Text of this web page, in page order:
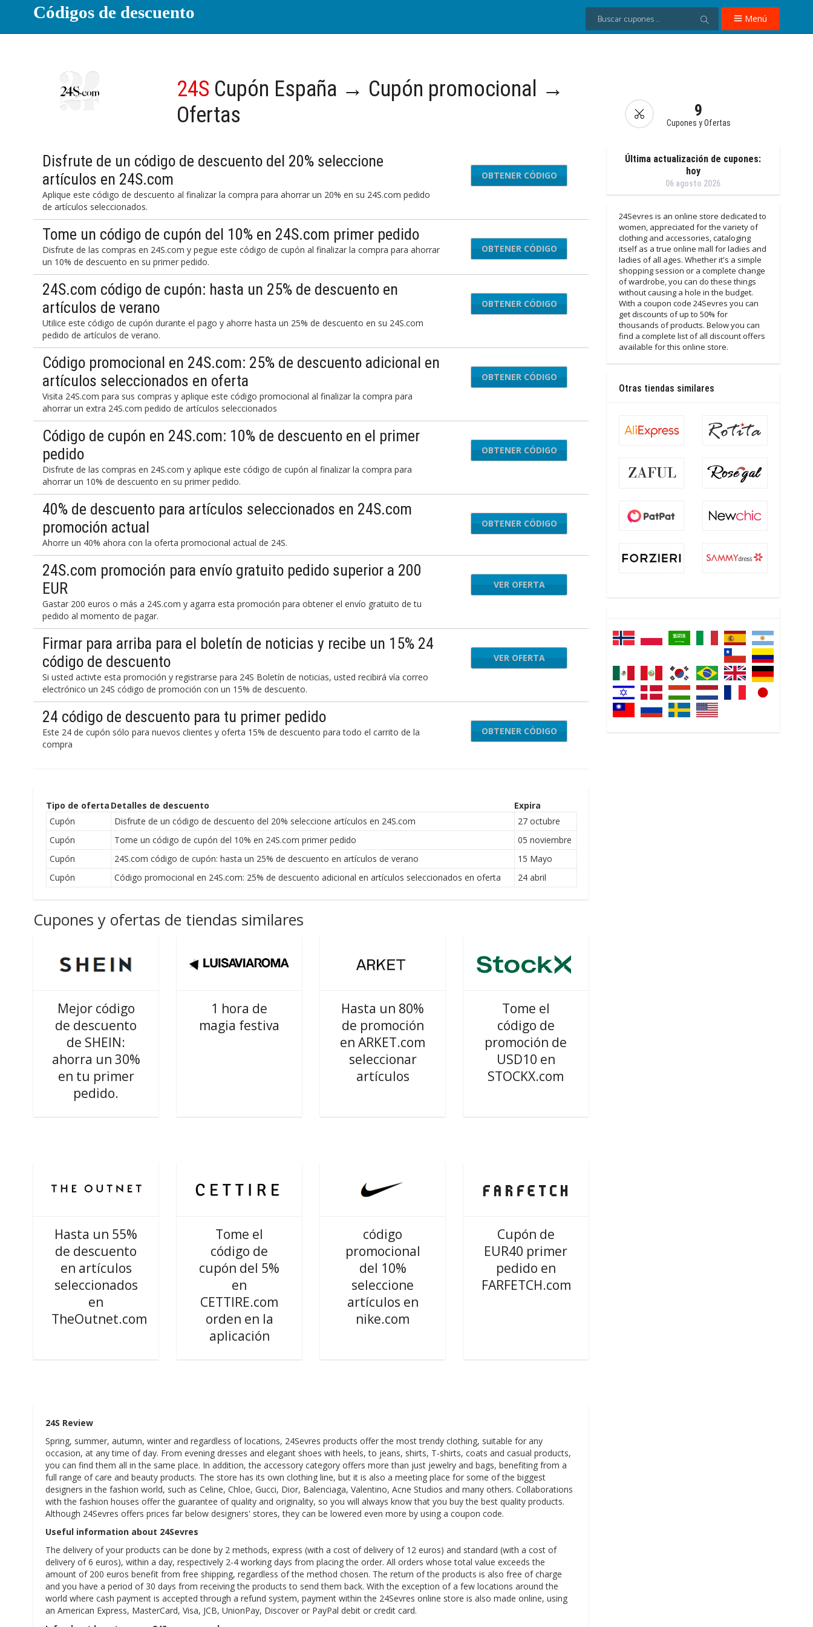
Códigos de descuento Menú
24S Cupón España → Cupón promocional →
Ofertas
9
Cupones y Ofertas
Disfrute de un código de descuento del 20% seleccione
artículos en 24S.com
Aplique este código de descuento al finalizar la compra para ahorrar un 20% en su 24S.com pedido
de artículos seleccionados.
FALL20
OBTENER CÓDIGO
Tome un código de cupón del 10% en 24S.com primer pedido
Disfrute de las compras en 24S.com y pegue este código de cupón al finalizar la compra para ahorrar
un 10% de descuento en su primer pedido.
10FIRST
OBTENER CÓDIGO
24S.com código de cupón: hasta un 25% de descuento en
artículos de verano
Utilice este código de cupón durante el pago y ahorre hasta un 25% de descuento en su 24S.com
pedido de artículos de verano.
CVD25
OBTENER CÓDIGO
Código promocional en 24S.com: 25% de descuento adicional en
artículos seleccionados en oferta
Visita 24S.com para sus compras y aplique este código promocional al finalizar la compra para
ahorrar un extra 24S.com pedido de artículos seleccionados
EXTRA25
OBTENER CÓDIGO
Código de cupón en 24S.com: 10% de descuento en el primer
pedido
Disfrute de las compras en 24S.com y aplique este código de cupón al finalizar la compra para
ahorrar un 10% de descuento en su primer pedido.
10FIRST
OBTENER CÓDIGO
40% de descuento para artículos seleccionados en 24S.com
promoción actual
Ahorre un 40% ahora con la oferta promocional actual de 24S.
LOVE40
OBTENER CÓDIGO
24S.com promoción para envío gratuito pedido superior a 200
EUR
Gastar 200 euros o más a 24S.com y agarra esta promoción para obtener el envío gratuito de tu
pedido al momento de pagar.
VER OFERTA
Firmar para arriba para el boletín de noticias y recibe un 15% 24
código de descuento
Si usted activte esta promoción y registrarse para 24S Boletín de noticias, usted recibirá vía correo
electrónico un 24S código de promoción con un 15% de descuento.
VER OFERTA
24 código de descuento para tu primer pedido
Este 24 de cupón sólo para nuevos clientes y oferta 15% de descuento para todo el carrito de la
compra
15FIRST
OBTENER CÓDIGO
Tipo de oferta Detalles de descuento
Expira
Cupón
Disfrute de un código de descuento del 20% seleccione artículos en 24S.com
27 octubre
Cupón
Tome un código de cupón del 10% en 24S.com primer pedido
05 noviembre
Cupón
24S.com código de cupón: hasta un 25% de descuento en artículos de verano
15 Mayo
Cupón
Código promocional en 24S.com: 25% de descuento adicional en artículos seleccionados en oferta 24 abril
Cupones y ofertas de tiendas similares
Mejor código
de descuento
de SHEIN:
ahorra un 30%
en tu primer
pedido.
1 hora de
magia festiva
Hasta un 80%
de promoción
en ARKET.com
seleccionar
artículos
Tome el
código de
promoción de
USD10 en
STOCKX.com
Hasta un 55%
de descuento
en artículos
seleccionados
en
TheOutnet.com
Tome el
código de
cupón del 5%
en
CETTIRE.com
orden en la
aplicación
código
promocional
del 10%
seleccione
artículos en
nike.com
Cupón de
EUR40 primer
pedido en
FARFETCH.com
24S Review
Spring, summer, autumn, winter and regardless of locations, 24Sevres products offer the most trendy clothing, suitable for any
occasion, at any time of day. From evening dresses and elegant shoes with heels, to jeans, shirts, T-shirts, coats and casual products,
you can find them all in the same place. In addition, the accessory category offers more than just jewelry and bags, benefiting from a
full range of care and beauty products. The store has its own clothing line, but it is also a meeting place for some of the biggest
designers in the fashion world, such as Celine, Chloe, Gucci, Dior, Balenciaga, Valentino, Acne Studios and many others. Collaborations
with the fashion houses offer the guarantee of quality and originality, so you will always know that you buy the best quality products.
Although 24Sevres offers prices far below designers' stores, they can be lowered even more by using a coupon code.
Useful information about 24Sevres
The delivery of your products can be done by 2 methods, express (with a cost of delivery of 12 euros) and standard (with a cost of
delivery of 6 euros), within a day, respectively 2-4 working days from placing the order. All orders whose total value exceeds the
amount of 200 euros benefit from free shipping, regardless of the method chosen. The return of the products is also free of charge
and you have a period of 30 days from receiving the products to send them back. With the exception of a few locations around the
world where cash payment is accepted through a refund system, payment within the 24Sevres online store is also made online, using
an American Express, MasterCard, Visa, JCB, UnionPay, Discover or PayPal debit or credit card.
Última actualización de cupones:
hoy
06 agosto 2026
24Sevres is an online store dedicated to
women, appreciated for the variety of
clothing and accessories, cataloging
itself as a true online mall for ladies and
ladies of all ages. Whether it's a simple
shopping session or a complete change
of wardrobe, you can do these things
without causing a hole in the budget.
With a coupon code 24Sevres you can
get discounts of up to 50% for
thousands of products. Below you can
find a complete list of all discount offers
available for this online store.
Otras tiendas similares